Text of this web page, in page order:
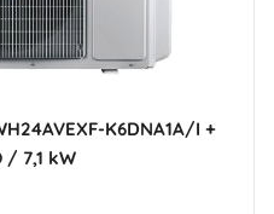
K6DNA1A/I +
/ 7,1 kW